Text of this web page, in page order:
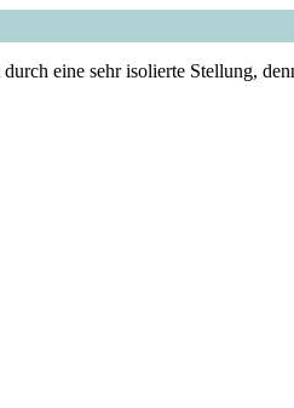
eine sehr isolierte Stellung,